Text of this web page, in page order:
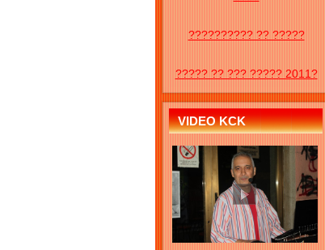
?????????? ?? ?????
????? ?? ??? ????? 2011?
VIDEO KCK